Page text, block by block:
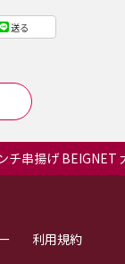
送る
チ串揚げ BEIGNET
利用規約